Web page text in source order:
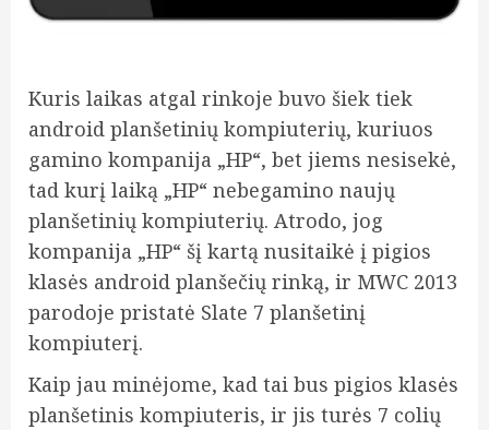
Kuris laikas atgal rinkoje buvo šiek tiek
android planšetinių kompiuterių, kuriuos
gamino kompanija „HP“, bet jiems nesisekė,
tad kurį laiką „HP“ nebegamino naujų
planšetinių kompiuterių. Atrodo, jog
kompanija „HP“ šį kartą nusitaikė į pigios
klasės android planšečių rinką, ir MWC 2013
parodoje pristatė Slate 7 planšetinį
kompiuterį.
Kaip jau minėjome, kad tai bus pigios klasės
planšetinis kompiuteris, ir jis turės 7 colių